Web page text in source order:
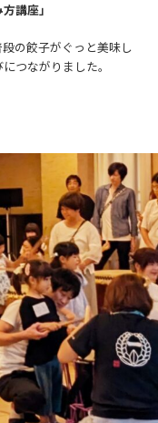
講座」
の餃子がぐっと美味し
つながりました。